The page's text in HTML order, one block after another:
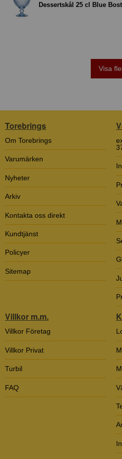
Dessertskål 25 cl Blue
Visa
Torebrings
Om Torebrings
Varumärken
Nyheter
Arkiv
Kontakta oss direkt
Kundtjänst
Policyer
Sitemap
Villkor m.m.
Villkor Företag
Villkor Privat
Turbil
FAQ